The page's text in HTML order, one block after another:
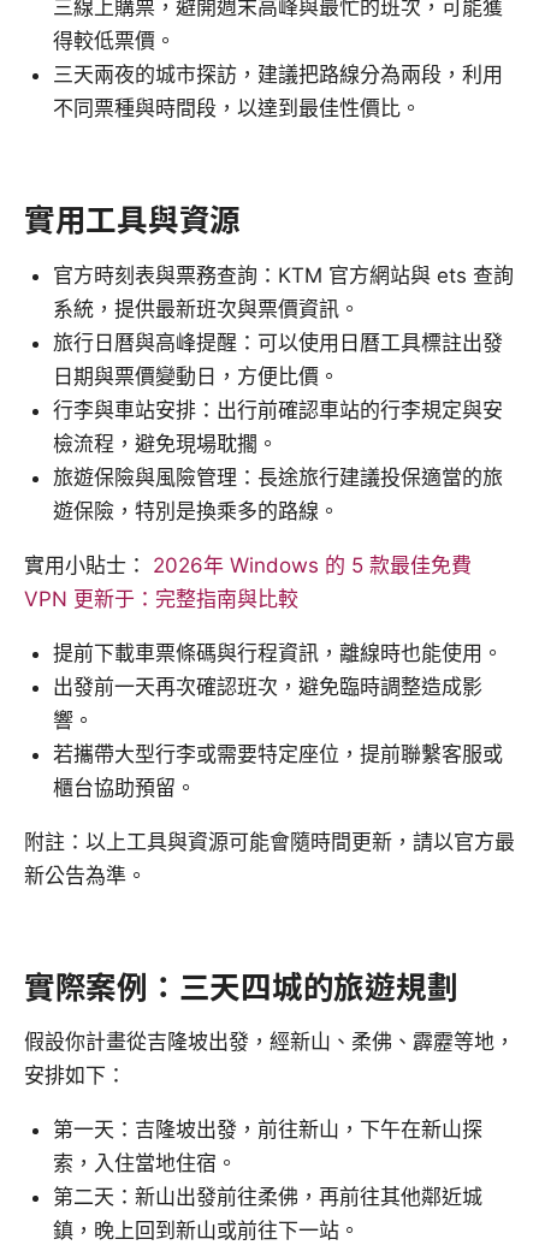
三線上購票，避開週末高峰與最忙的班次，可能獲
得較低票價。
三天兩夜的城市探訪，建議把路線分為兩段，利用
不同票種與時間段，以達到最佳性價比。
實用工具與資源
官方時刻表與票務查詢：KTM 官方網站與 ets 查詢
系統，提供最新班次與票價資訊。
旅行日曆與高峰提醒：可以使用日曆工具標註出發
日期與票價變動日，方便比價。
行李與車站安排：出行前確認車站的行李規定與安
檢流程，避免現場耽擱。
旅遊保險與風險管理：長途旅行建議投保適當的旅
遊保險，特別是換乘多的路線。
實用小貼士： 2026年 Windows 的 5 款最佳免費
VPN 更新于：完整指南與比較
提前下載車票條碼與行程資訊，離線時也能使用。
出發前一天再次確認班次，避免臨時調整造成影
響。
若攜帶大型行李或需要特定座位，提前聯繫客服或
櫃台協助預留。
附註：以上工具與資源可能會隨時間更新，請以官方最
新公告為準。
實際案例：三天四城的旅遊規劃
假設你計畫從吉隆坡出發，經新山、柔佛、霹靂等地，
安排如下：
第一天：吉隆坡出發，前往新山，下午在新山探
索，入住當地住宿。
第二天：新山出發前往柔佛，再前往其他鄰近城
鎮，晚上回到新山或前往下一站。